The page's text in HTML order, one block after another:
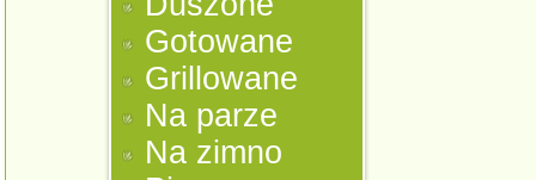
Gotowane
Grillowane
Na parze
Na zimno